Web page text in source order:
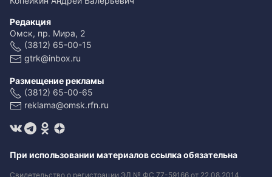
Редакция
Омск, пр. Мира, 2
(3812) 65-00-15
gtrk@inbox.ru
Размещение рекламы
(3812) 65-00-65
reklama@omsk.rfn.ru
При использовании материалов ссылка обязательна
Свидетельство о регистрации ЭЛ № ФС 77-59166 от 22.08.2014.